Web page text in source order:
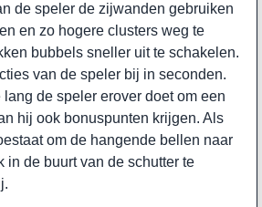
de speler de zijwanden gebruiken
en zo hogere clusters weg te
bubbels sneller uit te schakelen.
van de speler bij in seconden.
de speler erover doet om een
hij ook bonuspunten krijgen. Als
om de hangende bellen naar
in de buurt van de schutter te